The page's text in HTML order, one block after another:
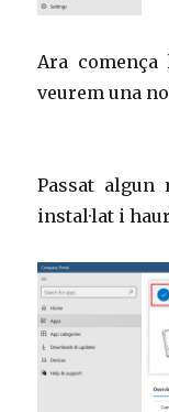
Ara
veurem una
Passat
instal·lat i